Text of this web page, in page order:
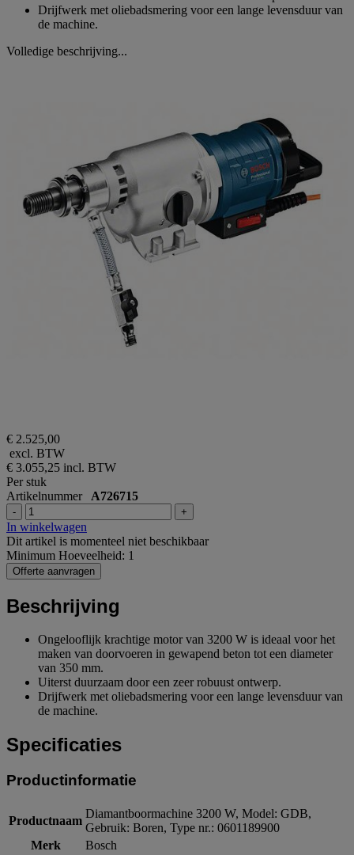
Drijfwerk met oliebadsmering voor een lange levensduur van
de machine.
Volledige beschrijving...
€ 2.525,00
excl. BTW
€ 3.055,25 incl. BTW
Per stuk
Artikelnummer A726715
- +
In winkelwagen
Dit artikel is momenteel niet beschikbaar
Minimum Hoeveelheid: 1
Offerte aanvragen
Beschrijving
Ongelooflijk krachtige motor van 3200 W is ideaal voor het
maken van doorvoeren in gewapend beton tot een diameter
van 350 mm.
Uiterst duurzaam door een zeer robuust ontwerp.
Drijfwerk met oliebadsmering voor een lange levensduur van
de machine.
Specificaties
Productinformatie
Productnaam
Diamantboormachine 3200 W, Model: GDB,
Gebruik: Boren, Type nr.: 0601189900
Merk
Bosch